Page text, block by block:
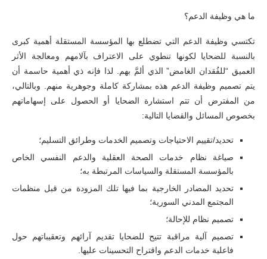
ما هي وظيفة الدعم؟
تكتسي وظيفة الدعم التي تضطلع بها المؤسسة المستقلة أهمية كبرى
بالنسبة للضحايا لكونها تنطوي على الاعتراف بآلامهم ومعالجة الأثر
العميق “للفُقدان الغامض” الذي ألمَّ بهم. لذا فإنه ذي أهمية حاسمة أن
يتم تصميم وظيفة الدعم هذه بمشاركة كاملة وجوهرية منهم. وبالتالي،
من المفترض أن تتم استشارة الضحايا أو الحصول على إسهاماتهم
بخصوص المسائل والقضايا التالية:
تحديد/تقييم الاحتياجات وتصميم الخدمات وطرائق التسليم؛
صياغة نظام خدمات الصحة العقلية والدعم النفسي الخاص
بالمؤسسة المستقلة والسياسات المرتبطة به؛
تحديد المصادر الخارجية بما فيها تلك المزودة من قبل منظمات
المجتمع المدني السورية؛
تصميم نظام للإحالة؛
تصميم آلية مراقبة تتيح للضحايا تقديم آرائهم وتعقيباتهم حول
فاعلية خدمات الدعم واقتراح التحسينات عليها.